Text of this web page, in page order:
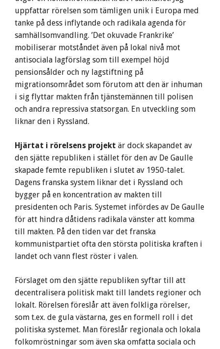
uppfattar rörelsen som tämligen unik i Europa med
tanke på dess inflytande och radikala agenda för
samhällsomvandling. ’Det okuvade Frankrike’
mobiliserar motståndet även på lokal nivå mot
antisociala lagförslag som till exempel höjd
pensionsålder och ny lagstiftning på
migrationsområdet som förutom att den är inhuman
i sig flyttar makten från tjänstemännen till polisen
och andra repressiva statsorgan. En utveckling som
liknar den i Ryssland.
Hjärtat i rörelsens projekt är dock skapandet av
den sjätte republiken i stället för den av De Gaulle
skapade femte republiken i slutet av 1950-talet.
Dagens franska system liknar det i Ryssland och
bygger på en koncentration av makten till
presidenten och Paris. Systemet infördes av De Gaulle
för att hindra dåtidens radikala vänster att komma
till makten. På den tiden var det franska
kommunistpartiet ofta den största politiska kraften i
landet och vann flest röster i valen.
Förslaget om den sjätte republiken syftar till att
decentralisera politisk makt till landets regioner och
lokalt. Rörelsen föreslår att även folkliga rörelser,
som t.ex. de gula västarna, ges en formell roll i det
politiska systemet. Man föreslår regionala och lokala
folkomröstningar som även ska omfatta sociala och